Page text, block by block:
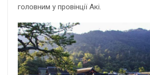
головним у провінції Акі.